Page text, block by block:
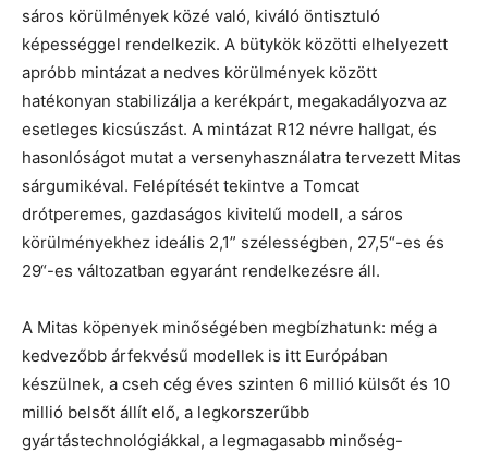
sáros körülmények közé való, kiváló öntisztuló
képességgel rendelkezik. A bütykök közötti elhelyezett
apróbb mintázat a nedves körülmények között
hatékonyan stabilizálja a kerékpárt, megakadályozva az
esetleges kicsúszást. A mintázat R12 névre hallgat, és
hasonlóságot mutat a versenyhasználatra tervezett Mitas
sárgumikéval. Felépítését tekintve a Tomcat
drótperemes, gazdaságos kivitelű modell, a sáros
körülményekhez ideális 2,1” szélességben, 27,5“-es és
29“-es változatban egyaránt rendelkezésre áll.
A Mitas köpenyek minőségében megbízhatunk: még a
kedvezőbb árfekvésű modellek is itt Európában
készülnek, a cseh cég éves szinten 6 millió külsőt és 10
millió belsőt állít elő, a legkorszerűbb
gyártástechnológiákkal, a legmagasabb minőség-